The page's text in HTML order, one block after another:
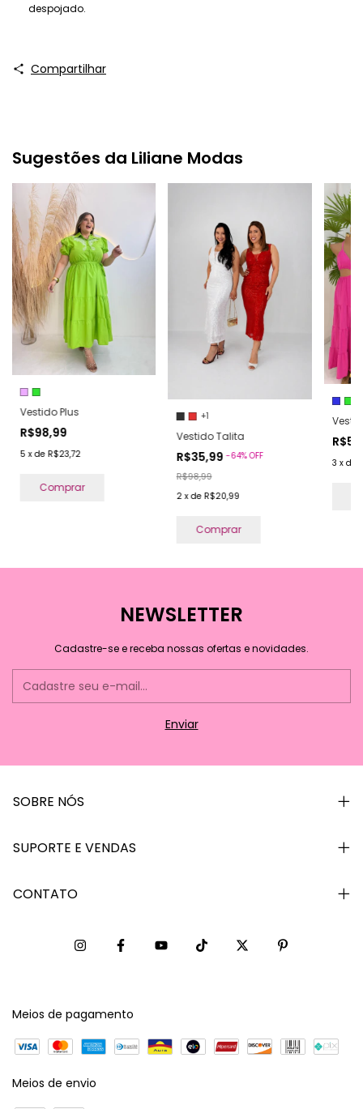
despojado.
Compartilhar
Sugestões da Liliane Modas
Vestido Plus
R$98,99
5 xde R$23,72
Comprar
+1
Vestido Talita
R$35,99-64%OFF
R$98,99
2 xde R$20,99
Comprar
3 x de
NEWSLETTER
Cadastre-se e receba nossas ofertas e novidades.
SOBRE NÓS
SUPORTE E VENDAS
CONTATO
Meios de pagamento
Meios de envio